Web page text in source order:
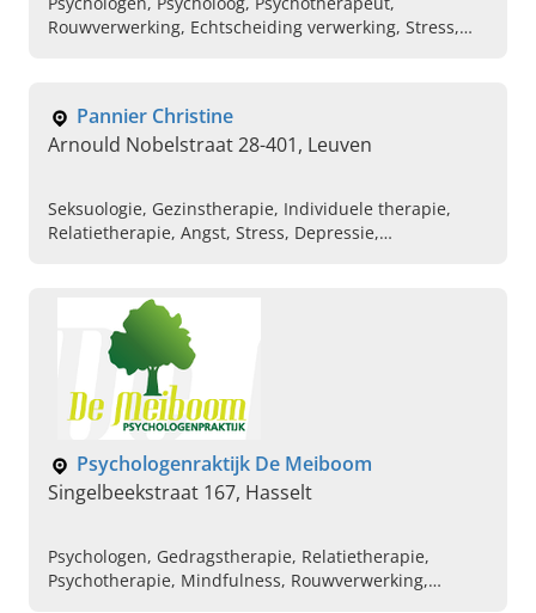
Rouwverwerking, Echtscheiding verwerking, Stress,
Pannier Christine
Arnould Nobelstraat 28-401, Leuven
Seksuologie, Gezinstherapie, Individuele therapie,
Relatietherapie, Angst, Stress, Depressie,
Psychologenraktijk De Meiboom
Singelbeekstraat 167, Hasselt
Psychologen, Gedragstherapie, Relatietherapie,
Psychotherapie, Mindfulness, Rouwverwerking,